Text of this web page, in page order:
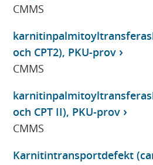
CMMS
och CPT2), PKU-prov
CMMS
och CPT II), PKU-prov
CMMS
Karnitintransportdefekt